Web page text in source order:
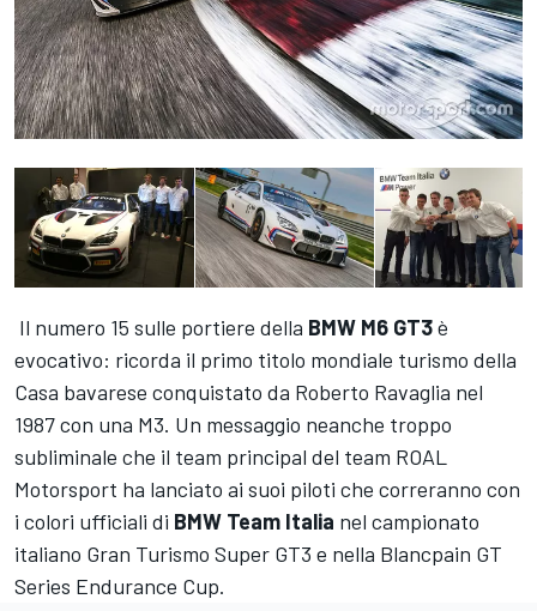
Il numero 15 sulle portiere della BMW M6 GT3è
evocativo: ricorda il primo titolo mondiale turismo della
Casa bavarese conquistato da Roberto Ravaglia nel
1987 con una M3. Un messaggio neanche troppo
subliminale che il team principal del team ROAL
Motorsport ha lanciato ai suoi piloti che correranno con
i colori ufficiali di BMW Team Italia nel campionato
italiano Gran Turismo Super GT3 e nella Blancpain GT
Series Endurance Cup.